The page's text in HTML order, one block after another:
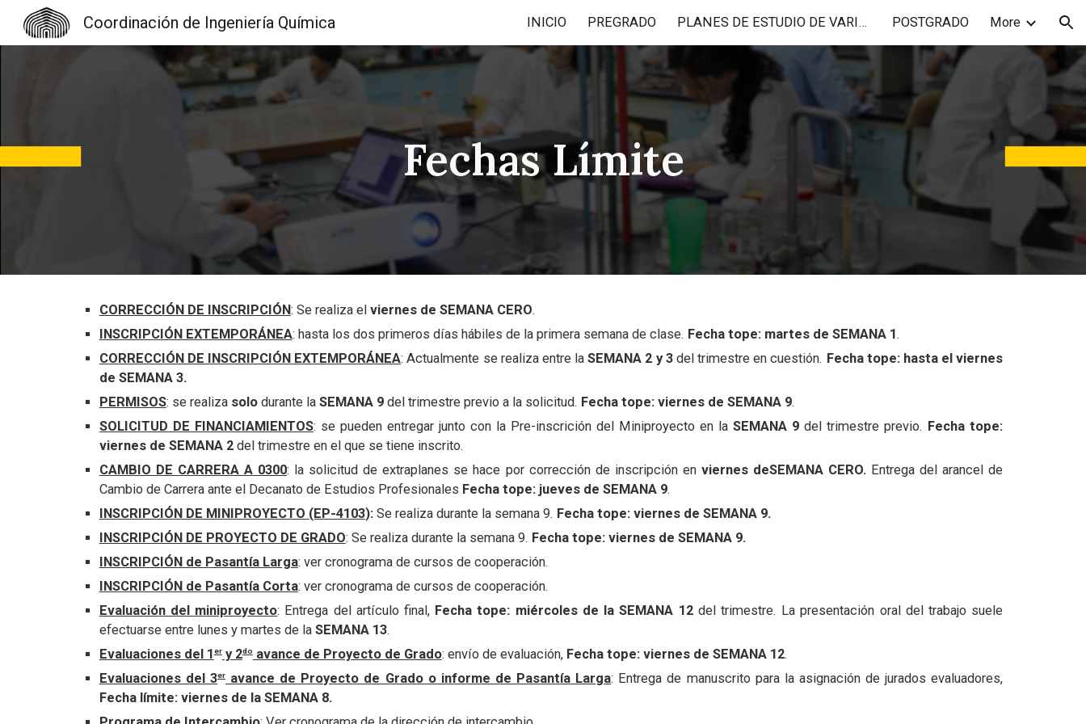
Skip to navigation
Coordinación de Ingeniería Química INICIO PREGRADO PLANES DE ESTUDIO DE VARIOS AÑOS POSTGRADO More
Fechas Límite
CORRECCIÓN DE INSCRIPCIÓN: Se realiza el viernes de SEMANA CERO.
INSCRIPCIÓN EXTEMPORÁNEA: hasta los dos primeros días hábiles de la primera semana de clase. Fecha tope: martes de SEMANA 1.
CORRECCIÓN DE INSCRIPCIÓN EXTEMPORÁNEA: Actualmente se realiza entre laSEMANA 2 y 3del trimestre en cuestión. Fecha tope: hasta el viernes
de SEMANA 3.
PERMISOS: se realiza solodurante la SEMANA 9 del trimestre previo a la solicitud. Fecha tope: viernes de SEMANA 9.
SOLICITUD DE FINANCIAMIENTOS: se pueden entregar junto con la Pre-inscrición del Miniproyecto en laSEMANA 9del trimestre previo. Fecha tope:
viernes de SEMANA 2 del trimestre en el que se tiene inscrito.
CAMBIO DE CARRERA A 0300: la solicitud de extraplanes se hace por corrección de inscripción en viernes deSEMANA CERO. Entrega del arancel de
Cambio de Carrera ante el Decanato de Estudios Profesionales Fecha tope: jueves de SEMANA 9.
INSCRIPCIÓN DE MINIPROYECTO (EP-4103): Se realiza durante la semana 9. Fecha tope: viernes de SEMANA 9.
INSCRIPCIÓN DE PROYECTO DE GRADO: Se realiza durante la semana 9. Fecha tope: viernes de SEMANA 9.
INSCRIPCIÓN de Pasantía Larga: ver cronograma de cursos de cooperación.
INSCRIPCIÓN de Pasantía Corta: ver cronograma de cursos de cooperación.
Evaluación del miniproyecto: Entrega del artículo final, Fecha tope: miércoles de la SEMANA 12del trimestre. La presentación oral del trabajo suele
efectuarse entre lunes y martes de la SEMANA 13.
Evaluaciones del 1ery 2doavance de Proyecto de Grado: envío de evaluación, Fecha tope: viernes de SEMANA 12.
Evaluaciones del 3er avance de Proyecto de Grado o informe de Pasantía Larga: Entrega de manuscrito para la asignación de jurados evaluadores,
Fecha límite: viernes de la SEMANA 8.